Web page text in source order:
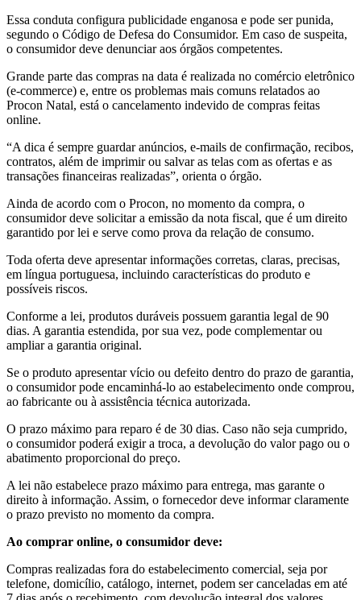
Essa conduta configura publicidade enganosa e pode ser punida,
segundo o Código de Defesa do Consumidor. Em caso de suspeita,
o consumidor deve denunciar aos órgãos competentes.
Grande parte das compras na data é realizada no comércio eletrônico
(e-commerce) e, entre os problemas mais comuns relatados ao
Procon Natal, está o cancelamento indevido de compras feitas
online.
“A dica é sempre guardar anúncios, e-mails de confirmação, recibos,
contratos, além de imprimir ou salvar as telas com as ofertas e as
transações financeiras realizadas”, orienta o órgão.
Ainda de acordo com o Procon, no momento da compra, o
consumidor deve solicitar a emissão da nota fiscal, que é um direito
garantido por lei e serve como prova da relação de consumo.
Toda oferta deve apresentar informações corretas, claras, precisas,
em língua portuguesa, incluindo características do produto e
possíveis riscos.
Conforme a lei, produtos duráveis possuem garantia legal de 90
dias. A garantia estendida, por sua vez, pode complementar ou
ampliar a garantia original.
Se o produto apresentar vício ou defeito dentro do prazo de garantia,
o consumidor pode encaminhá-lo ao estabelecimento onde comprou,
ao fabricante ou à assistência técnica autorizada.
O prazo máximo para reparo é de 30 dias. Caso não seja cumprido,
o consumidor poderá exigir a troca, a devolução do valor pago ou o
abatimento proporcional do preço.
A lei não estabelece prazo máximo para entrega, mas garante o
direito à informação. Assim, o fornecedor deve informar claramente
o prazo previsto no momento da compra.
Ao comprar online, o consumidor deve:
Compras realizadas fora do estabelecimento comercial, seja por
telefone, domicílio, catálogo, internet, podem ser canceladas em até